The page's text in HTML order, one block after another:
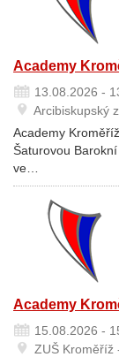
Academy
13.08.2026 -
Arcibiskupský
Academy
Šaturovou
ve…
Academy
15.08.2026 -
ZUŠ Kroměříž